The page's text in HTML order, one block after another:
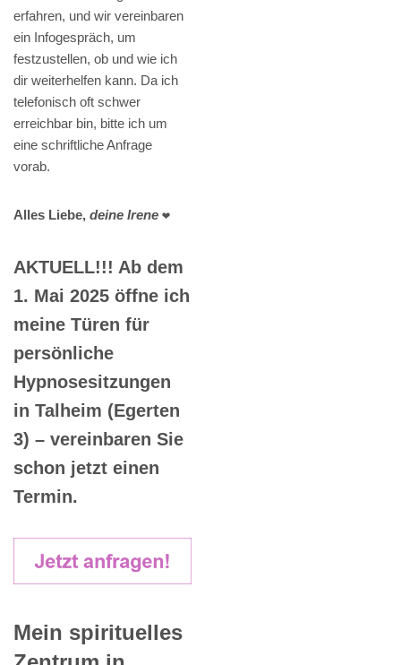
erfahren, und wir vereinbaren
ein Infogespräch, um
festzustellen, ob und wie ich
dir weiterhelfen kann. Da ich
telefonisch oft schwer
erreichbar bin, bitte ich um
eine schriftliche Anfrage
vorab.
Alles Liebe, deine Irene ❤️
AKTUELL!!! Ab dem
1. Mai 2025 öffne ich
meine Türen für
persönliche
Hypnosesitzungen
in Talheim (Egerten
3) – vereinbaren Sie
schon jetzt einen
Termin.
Mein spirituelles